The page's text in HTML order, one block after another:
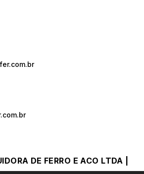
DE FERRO E ACO LTDA |